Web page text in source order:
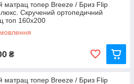
матрац топер Breeze / Бриз Flip
Скручений ортопедичний
топ 160х200
₴
матрац топер Breeze / Бриз Flip